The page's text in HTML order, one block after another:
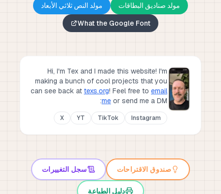
مولد صناديق البطاقات
مولد النص ثلاثي الأبعاد
What the Google Font
Hi, I'm Tex and I made this website! I'm
making a bunch of cool projects that you
can see back at texs.org! Feel free to email
me or send me a DM:
Instagram
TikTok
YT
X
صندوق الاقتراحات سجل التغييرات
دليل الطباعة